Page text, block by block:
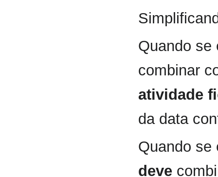
Quando
combinar
atividade
da data
Quando
deve